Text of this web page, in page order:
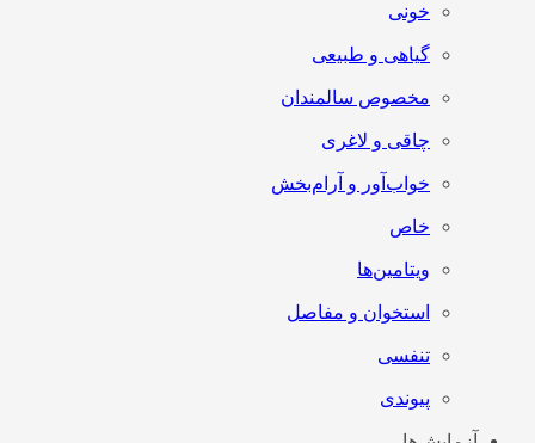
خونی
گیاهی و طبیعی
مخصوص سالمندان
چاقی و لاغری
خواب‌آور و آرام‌بخش
خاص
ویتامین‌ها
استخوان و مفاصل
تنفسی
پیوندی